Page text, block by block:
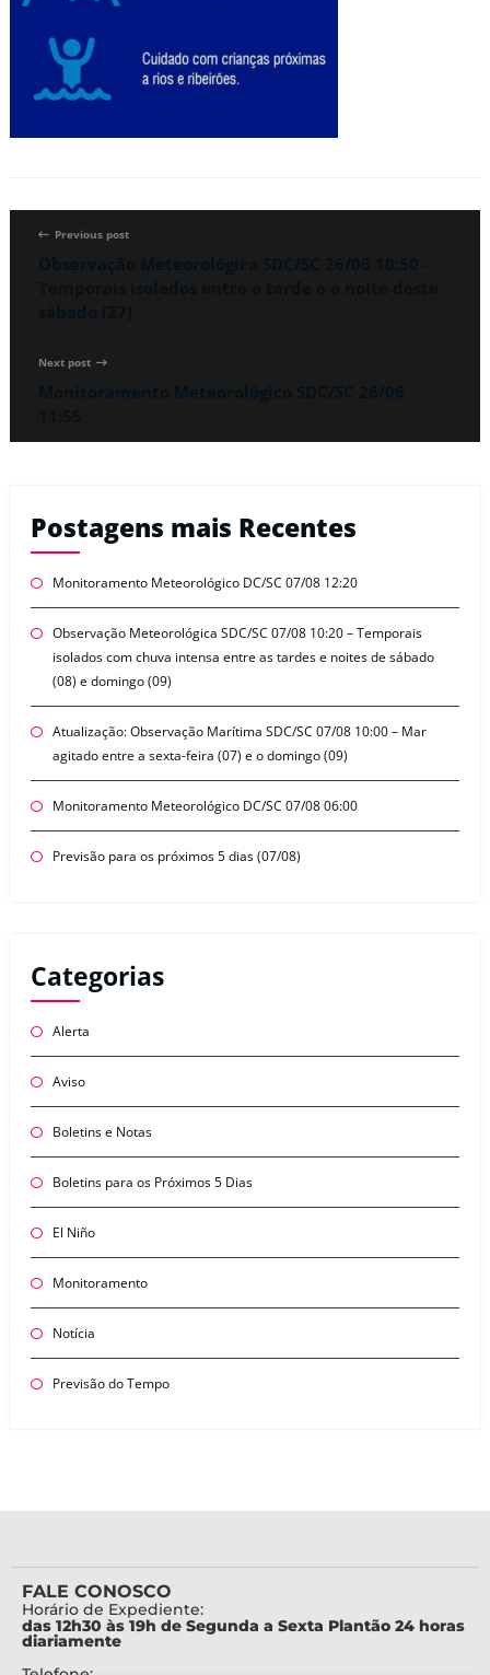
Previous post
Next post
Postagens mais Recentes
Monitoramento Meteorológico DC/SC 07/08 12:20
Observação Meteorológica SDC/SC 07/08 10:20 – Temporais
isolados com chuva intensa entre as tardes e noites de sábado
(08) e domingo (09)
Atualização: Observação Marítima SDC/SC 07/08 10:00 – Mar
agitado entre a sexta-feira (07) e o domingo (09)
Monitoramento Meteorológico DC/SC 07/08 06:00
Previsão para os próximos 5 dias (07/08)
Categorias
Alerta
Aviso
Boletins e Notas
Boletins para os Próximos 5 Dias
El Niño
Monitoramento
Notícia
Previsão do Tempo
FALE CONOSCO
Horário de Expediente:
das 12h30 às 19h de Segunda a Sexta Plantão 24 horas
diariamente